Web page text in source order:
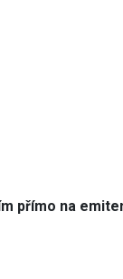
přímo na